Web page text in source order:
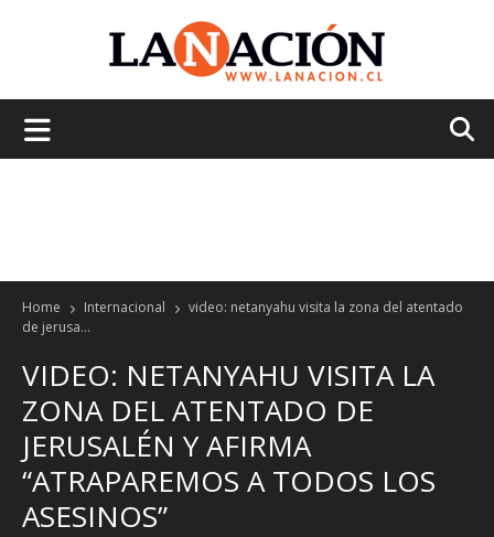
Home Internacional
video: netanyahu visita la zona del atentado
de jerusa...
VIDEO: NETANYAHU VISITA LA
ZONA DEL ATENTADO DE
JERUSALÉN Y AFIRMA
“ATRAPAREMOS A TODOS LOS
ASESINOS”